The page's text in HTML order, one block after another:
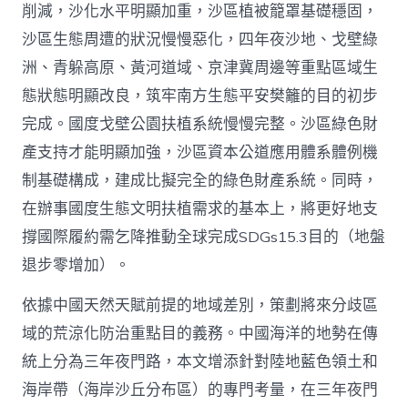
削減，沙化水平明顯加重，沙區植被籠罩基礎穩固，
沙區生態周遭的狀況慢慢惡化，四年夜沙地、戈壁綠
洲、青躲高原、黃河道域、京津冀周邊等重點區域生
態狀態明顯改良，筑牢南方生態平安樊籬的目的初步
完成。國度戈壁公園扶植系統慢慢完整。沙區綠色財
產支持才能明顯加強，沙區資本公道應用體系體例機
制基礎構成，建成比擬完全的綠色財產系統。同時，
在辦事國度生態文明扶植需求的基本上，將更好地支
撐國際履約需乞降推動全球完成SDGs15.3目的（地盤
退步零增加）。
依據中國天然天賦前提的地域差別，策劃將來分歧區
域的荒涼化防治重點目的義務。中國海洋的地勢在傳
統上分為三年夜門路，本文增添針對陸地藍色領土和
海岸帶（海岸沙丘分布區）的專門考量，在三年夜門